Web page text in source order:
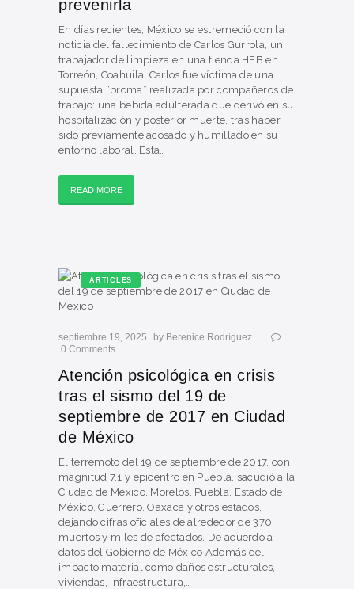
prevenirla
En días recientes, México se estremeció con la
noticia del fallecimiento de Carlos Gurrola, un
trabajador de limpieza en una tienda HEB en
Torreón, Coahuila. Carlos fue víctima de una
supuesta “broma” realizada por compañeros de
trabajo: una bebida adulterada que derivó en su
hospitalización y posterior muerte, tras haber
sido previamente acosado y humillado en su
entorno laboral. Esta…
READ MORE
ARTICLES
septiembre 19, 2025 by Berenice Rodríguez
0 Comments
Atención psicológica en crisis
tras el sismo del 19 de
septiembre de 2017 en Ciudad
de México
El terremoto del 19 de septiembre de 2017, con
magnitud 7.1 y epicentro en Puebla, sacudió a la
Ciudad de México, Morelos, Puebla, Estado de
México, Guerrero, Oaxaca y otros estados,
dejando cifras oficiales de alrededor de 370
muertos y miles de afectados. De acuerdo a
datos del Gobierno de México Además del
impacto material como daños estructurales,
viviendas, infraestructura,…